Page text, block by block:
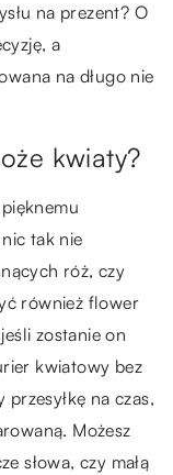
na prezent? O
a
na długo nie
kwiaty?
tak nie
róż, czy
również flower
zostanie on
kwiatowy bez
na czas,
Możesz
słowa, czy małą